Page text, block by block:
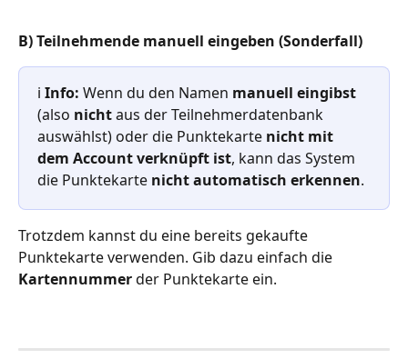
B) Teilnehmende manuell eingeben (Sonderfall)
ℹ️ Info: Wenn du den Namen manuell eingibst
(also nicht aus der Teilnehmerdatenbank
auswählst) oder die Punktekarte nicht mit
dem Account verknüpft ist, kann das System
die Punktekarte nicht automatisch erkennen.
Trotzdem kannst du eine bereits gekaufte
Punktekarte verwenden. Gib dazu einfach die
Kartennummer der Punktekarte ein.